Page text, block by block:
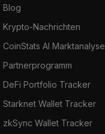
Blog
Krypto-Nachrichten
CoinStats AI Marktanalyse
Partnerprogramm
DeFi Portfolio Tracker
Starknet Wallet Tracker
zkSync Wallet Tracker